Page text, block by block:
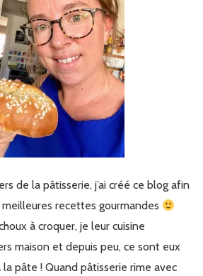
de la pâtisserie, j’ai créé ce blog afin
recettes gourmandes
à croquer, je leur cuisine
maison et depuis peu, ce sont eux
pâte ! Quand pâtisserie rime avec